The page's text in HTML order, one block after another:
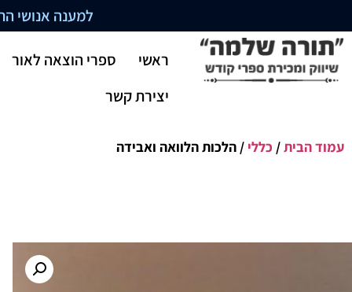
למענה אנושי התקשרו
ראשי
ספרי הוצאה לאור
יצירת קשר
עמוד הבית/ כללי / הלכות הלוואה ואבידה